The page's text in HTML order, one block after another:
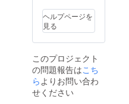
となり
ます
が、皆
様のお
お届け
する際
に輸入
時消費
税、関
ヘルプページを
見る
このプロジェクト
の問題報告はこち
ら よりお問い合わ
せください